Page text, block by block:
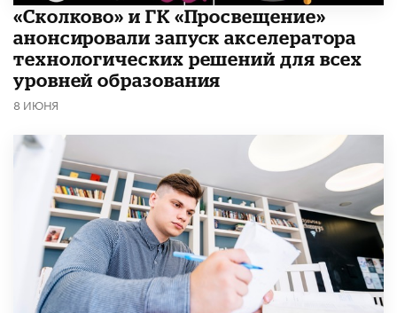
«Сколково» и ГК «Просвещение»
анонсировали запуск акселератора
технологических решений для всех
уровней образования
8 ИЮНЯ